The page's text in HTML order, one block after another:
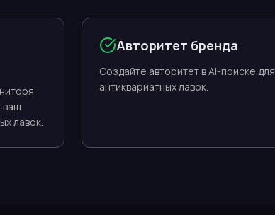
ваш
лавок.
Авторитет бренда
Создайте авторитет в AI-поиске для
антиквариатных лавок.